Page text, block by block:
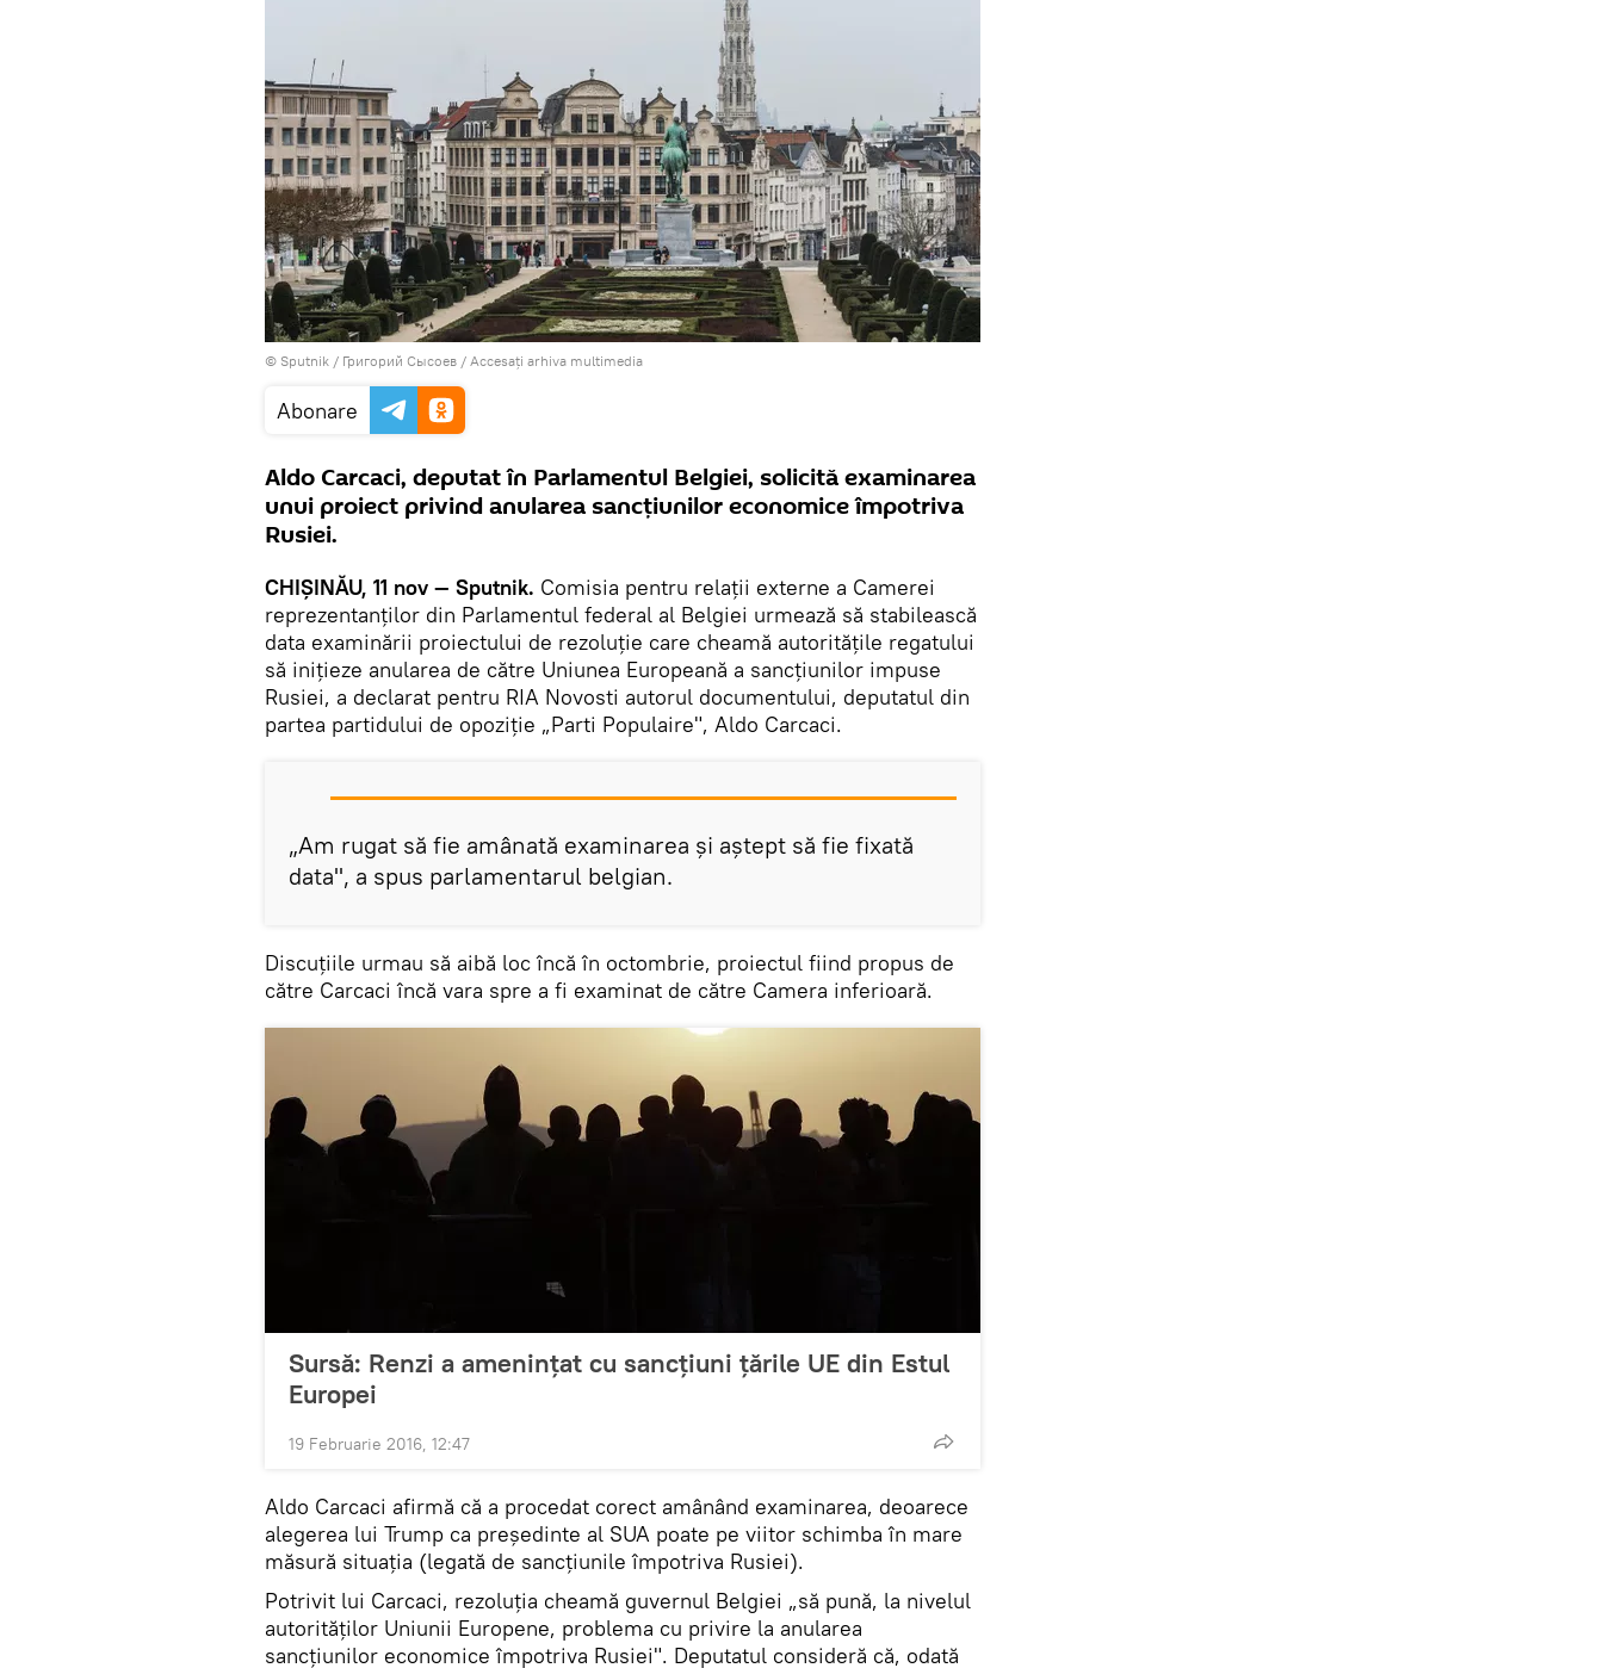
© Sputnik / Григорий Сысоев / Accesați arhiva multimedia
Abonare
Aldo Carcaci, deputat în Parlamentul Belgiei, solicită examinarea
unui proiect privind anularea sancțiunilor economice împotriva
Rusiei.
CHIȘINĂU, 11 nov — Sputnik. Comisia pentru relații externe a Camerei
reprezentanților din Parlamentul federal al Belgiei urmează să stabilească
data examinării proiectului de rezoluție care cheamă autoritățile regatului
să inițieze anularea de către Uniunea Europeană a sancțiunilor impuse
Rusiei, a declarat pentru RIA Novosti autorul documentului, deputatul din
partea partidului de opoziție „Parti Populaire", Aldo Carcaci.
„Am rugat să fie amânată examinarea și aștept să fie fixată
data", a spus parlamentarul belgian.
Discuțiile urmau să aibă loc încă în octombrie, proiectul fiind propus de
către Carcaci încă vara spre a fi examinat de către Camera inferioară.
Sursă: Renzi a amenințat cu sancțiuni țările UE din Estul
Europei
19 Februarie 2016, 12:47
Aldo Carcaci afirmă că a procedat corect amânând examinarea, deoarece
alegerea lui Trump ca președinte al SUA poate pe viitor schimba în mare
măsură situația (legată de sancțiunile împotriva Rusiei).
Potrivit lui Carcaci, rezoluția cheamă guvernul Belgiei „să pună, la nivelul
autorităților Uniunii Europene, problema cu privire la anularea
sancțiunilor economice împotriva Rusiei". Deputatul consideră că, odată